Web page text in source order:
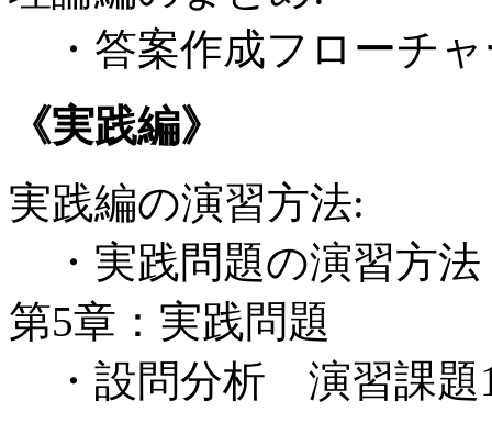
・答案作成フローチャ
《実践編》
実践編の演習方法:
・実践問題の演習方法
第5章：実践問題
・設問分析 演習課